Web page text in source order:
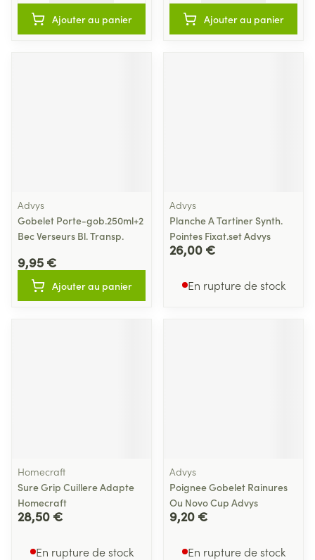
Ajouter au panier Ajouter au panier
Advys
Gobelet Porte-gob.250ml+2
Bec Verseurs Bl. Transp.
9,95 €
Ajouter au panier
Advys
Planche A Tartiner Synth.
Pointes Fixat.set Advys
26,00 €
En rupture de stock
Homecraft
Sure Grip Cuillere Adapte
Homecraft
28,50 €
En rupture de stock
Advys
Poignee Gobelet Rainures
Ou Novo Cup Advys
9,20 €
En rupture de stock